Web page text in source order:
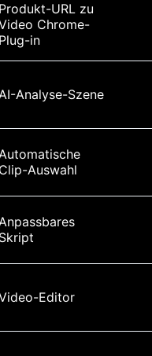
URL zu
Chrome-
in
Analyse-Szene
Auswahl
Editor